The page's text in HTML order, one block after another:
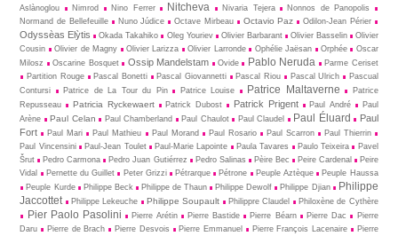
Aslànoglou
Nimrod Nino Ferrer Nitcheva Nivaria Tejera
Nonnos de Panopolis
Normand de Bellefeuille
Nuno Júdice Octave Mirbeau Octavio Paz Odilon-Jean Périer
Odyssèas Elỳtis Okada Takahiko Oleg Youriev Olivier Barbarant Olivier Basselin
Olivier
Cousin
Olivier de Magny Olivier Larizza Olivier Larronde Ophélie Jaësan Orphée
Oscar
Milosz
Oscarine Bosquet Ossip Mandelstam Ovide Pablo Neruda
Parme Ceriset
Partition Rouge
Pascal Bonetti Pascal Giovannetti Pascal Riou Pascal Ulrich
Pascual
Contursi
Patrice de La Tour du Pin Patrice Louise Patrice Maltaverne
Patrice
Repusseau
Patricia Ryckewaert Patrick Dubost Patrick Prigent Paul André
Paul
Arène
Paul Celan Paul Chamberland Paul Chaulot Paul Claudel Paul Éluard
Paul
Fort
Paul Mari Paul Mathieu Paul Morand Paul Rosario Paul Scarron
Paul Thierrin
Paul Vincensini
Paul-Jean Toulet Paul-Marie Lapointe Paula Tavares Paulo Teixeira
Pavel
Šrut
Pedro Carmona Pedro Juan Gutiérrez Pedro Salinas Pèire Bec Peire Cardenal
Peire
Vidal
Pernette du Guillet Peter Grizzi Pétrarque Pétrone Peuple Aztèque
Peuple Haussa
Peuple Kurde
Philippe Beck Philippe de Thaun Philippe Dewolf Philippe Djian
Philippe
Jaccottet
Philippe Lekeuche Philippe Soupault Philippre Claudel Philoxène de Cythère
Pier Paolo Pasolini Pierre Arétin Pierre Bastide Pierre Béarn Pierre Dac
Pierre
Daru
Pierre de Brach Pierre Desvois Pierre Emmanuel Pierre François Lacenaire
Pierre